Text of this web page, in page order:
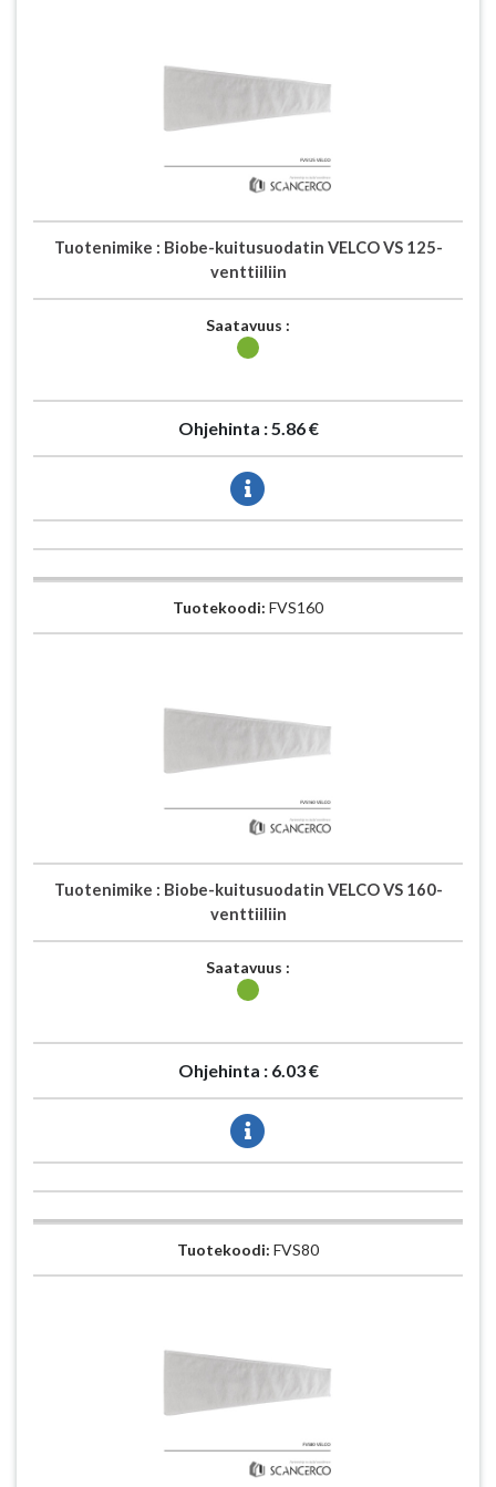
Tuotenimike : Biobe-kuitusuodatin VELCO VS 125-
venttiiliin
Saatavuus :
Ohjehinta :5.86 €
Tuotekoodi: FVS160
Tuotenimike : Biobe-kuitusuodatin VELCO VS 160-
venttiiliin
Saatavuus :
Ohjehinta : 6.03 €
Tuotekoodi: FVS80